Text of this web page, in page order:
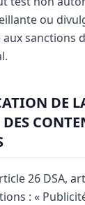
ou
sanctions
DE
26 DSA,
: «